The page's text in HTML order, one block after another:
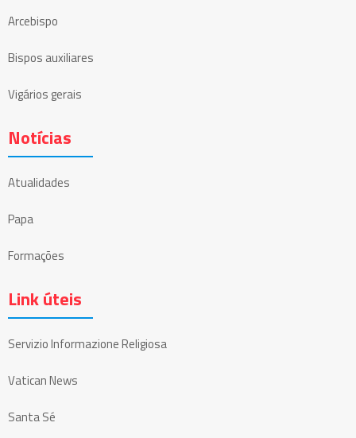
Arcebispo
Bispos auxiliares
Vigários gerais
Notícias
Atualidades
Papa
Formações
Link úteis
Servizio Informazione Religiosa
Vatican News
Santa Sé